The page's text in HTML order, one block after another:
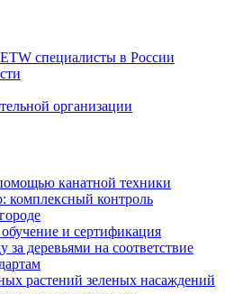
специалисты в России
организации
канатной техники
комплексный контроль
и сертификация
за деревьями на соответствие
растений зеленых насаждений